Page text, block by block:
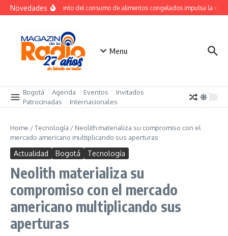
Saltar al contenido
NovedadesCrecimiento del consumo de alimentos congelados impulsa la
Menu
Bogotá Agenda Eventos
Invitados
Patrocinadas
Internacionales
Home /Tecnología / Neolith materializa su compromiso con el
mercado americano multiplicando sus aperturas
Actualidad Bogotá Tecnología
Neolith materializa su
compromiso con el mercado
americano multiplicando sus
aperturas